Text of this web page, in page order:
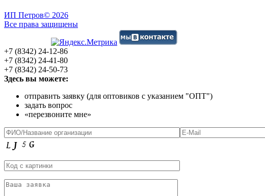
ИП Петров© 2026
Все права защищены
+7 (8342) 24-12-86
+7 (8342) 24-41-80
+7 (8342) 24-50-73
Здесь вы можете:
отправить заявку (для оптовиков с указанием "ОПТ")
задать вопрос
«перезвоните мне»